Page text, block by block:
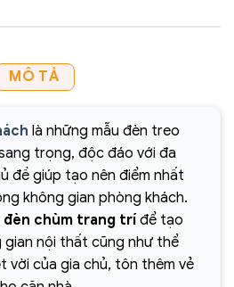
MÔ TẢ
là những mẫu đèn treo
trọng, độc đáo với đa
đề giúp tạo nên điểm nhất
không gian phòng khách.
đèn chùm trang trí để tạo
gian nội thất cũng như thể
vời của gia chủ, tôn thêm vẻ